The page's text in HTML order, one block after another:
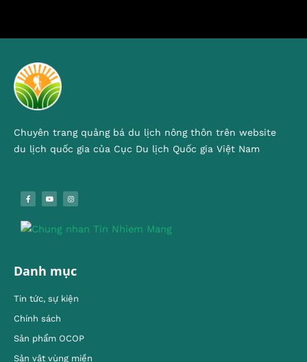
Chuyên trang quảng bá du lịch nông thôn trên website
du lịch quốc gia của Cục Du lịch Quốc gia Việt Nam
Danh mục
Tin tức, sự kiện
Chính sách
Sản phẩm OCOP
Sản vật vùng miền